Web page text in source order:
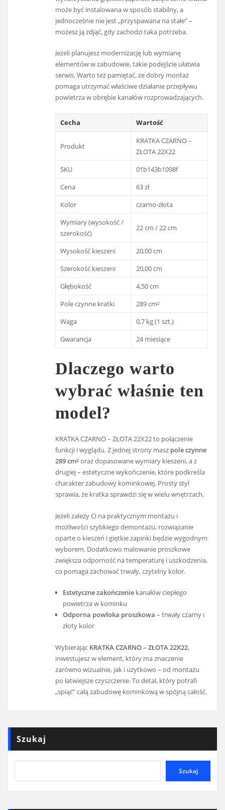
może być instalowana w sposób stabilny, a
jednocześnie nie jest „przyspawana na stałe” –
możesz ją zdjąć, gdy zachodzi taka potrzeba.
Jeżeli planujesz modernizację lub wymianę
elementów w zabudowie, takie podejście ułatwia
serwis. Warto też pamiętać, że dobry montaż
pomaga utrzymać właściwe działanie przepływu
powietrza w obrębie kanałów rozprowadzających.
Cecha Wartość
Produkt
KRATKA CZARNO –
ZŁOTA 22X22
SKU
01b143b1098f
Cena
63 zł
Kolor
czarno-złota
Wymiary (wysokość /
szerokość)
22 cm / 22 cm
Wysokość kieszeni
20,00 cm
Szerokość kieszeni
20,00 cm
Głębokość
4,50 cm
Pole czynne kratki
289 cm²
Waga
0,7 kg (1 szt.)
Gwarancja
24 miesiące
Dlaczego warto
wybrać właśnie ten
model?
KRATKA CZARNO – ZŁOTA 22X22 to połączenie
funkcji i wyglądu. Z jednej strony masz pole czynne
289 cm²oraz dopasowane wymiary kieszeni, a z
drugiej – estetyczne wykończenie, które podkreśla
charakter zabudowy kominkowej. Prosty styl
sprawia, że kratka sprawdzi się w wielu wnętrzach.
Jeżeli zależy Ci na praktycznym montażu i
możliwości szybkiego demontażu, rozwiązanie
oparte o kieszeń i giętkie zapinki będzie wygodnym
wyborem. Dodatkowo malowanie proszkowe
zwiększa odporność na temperaturę i uszkodzenia,
co pomaga zachować trwały, czytelny kolor.
Estetyczne zakończeniekanałów ciepłego
powietrza w kominku
Odporna powłoka proszkowa – trwały czarny i
złoty kolor
Wybierając KRATKA CZARNO – ZŁOTA 22X22,
inwestujesz w element, który ma znaczenie
zarówno wizualnie, jak i użytkowo – od montażu
po łatwiejsze czyszczenie. To detal, który potrafi
„spiąć” całą zabudowę kominkową w spójną całość.
Szukaj
Szukaj